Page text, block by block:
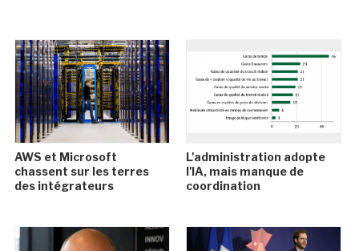
AWS et Microsoft
chassent sur les terres
des intégrateurs
L'administration adopte
l'IA, mais manque de
coordination